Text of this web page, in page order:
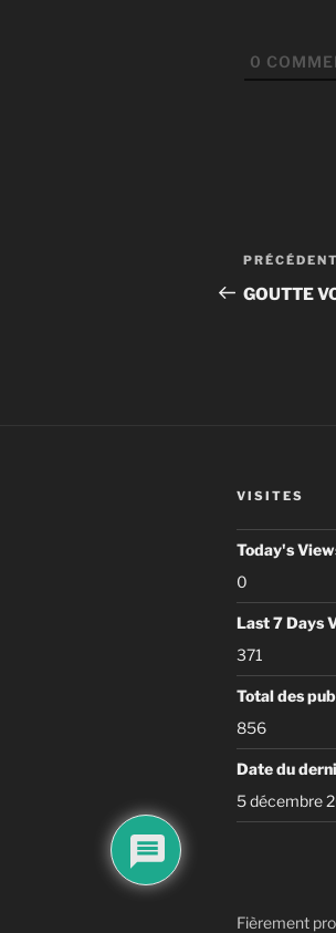
0
de
Article
précédent
PRÉCÉDENT
GOUTTE
VISITES
Today's
0
Last 7 Days
371
Total des
856
Date du
5 décembre
Fièrement